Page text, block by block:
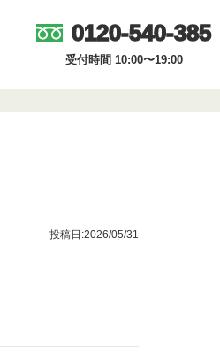
0120-540-385
受付時間 10:00〜19:00
投稿日:2026/05/31